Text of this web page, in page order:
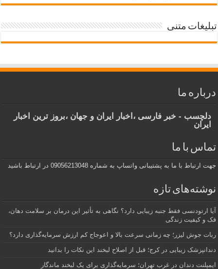
تبلیغات متنی
درباره ما
دلچسب - خبر فارسی ،اخبار ایران و جهان ،بروز ترین اخبار
ایران
تماس با ما
جهت ارتباط با ما به پشتیبانی واتساپ به شماره 09056213048 در ارتباط باشید
نوشته‌های تازه
آیا ارتودنسی فقط جنبه زیبایی دارد؟ نگاهی به تأثیر این درمان بر سلامت دهان،
فک و کیفیت زندگی
ربات جوش لیزر؛ چه زمانی سرعت بالا و اعوجاج کم ارزش سرمایه‌گذاری دارد؟
دندانپزشک زیبایی در کرج؛ قبل از اصلاح لبخند این نکات را بدانید
ایمپلنت دندان در غرب تهران؛ سرمایه‌گذاری برای یک لبخند ماندگار